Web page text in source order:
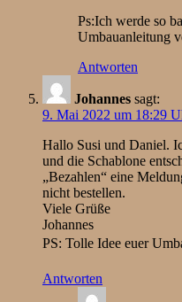
Ps:Ich werde so
Umbauanleitung
Antworten
Johannes sagt:
9. Mai 2022 um 18:29
Hallo Susi und Daniel.
und die Schablone
„Bezahlen“ eine
nicht bestellen.
Viele Grüße
Johannes
PS: Tolle Idee euer
Antworten